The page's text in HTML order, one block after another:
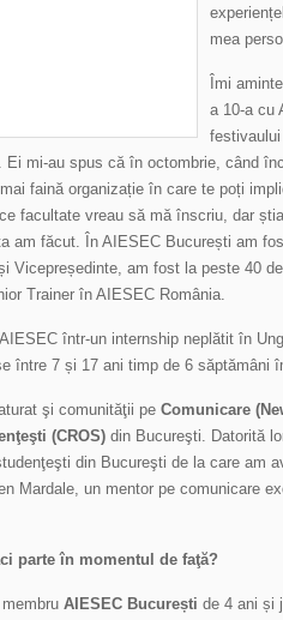
mea
Îmi
a 10-a cu
Ei mi-au spus că în octombrie, când
faină organizație în care te poți
facultate vreau să mă înscriu, dar
am făcut. În AIESEC București am
Vicepreședinte, am fost la peste 40
Trainer în AIESEC România.
într-un internship neplătit în
între 7 și 17 ani timp de 6 săptămâni
şi comunităţii pe Comunicare
(CROS) din Bucureşti. Datorită
din Bucureşti de la care am
Mardale, un mentor pe comunicare
parte în momentul de faţă?
AIESEC București de 4 ani și